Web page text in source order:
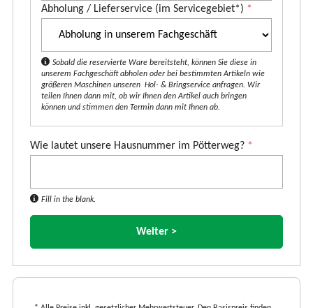
t
Abholung / Lieferservice (im Servicegebiet*) *
Sobald die reservierte Ware bereitsteht, können Sie diese in
unserem Fachgeschäft abholen oder bei bestimmten Artikeln wie
größeren Maschinen unseren Hol- & Bringservice anfragen. Wir
teilen Ihnen dann mit, ob wir Ihnen den Artikel auch bringen
können und stimmen den Termin dann mit Ihnen ab.
Wie lautet unsere Hausnummer im Pötterweg? *
Fill in the blank.